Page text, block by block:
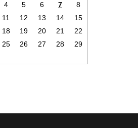
4 5 6 7
8
11 12 13 14
15
18 19 20 21
22
25 26 27 28
29